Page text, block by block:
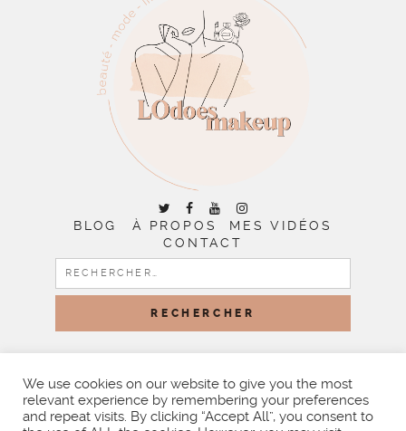
BLOG À PROPOS
MES VIDÉOS
CONTACT
RECHERCHER :
BY LITTLE THEME SHOP
We use cookies on our website to give you the most
relevant experience by remembering your preferences
and repeat visits. By clicking “Accept All”, you consent to